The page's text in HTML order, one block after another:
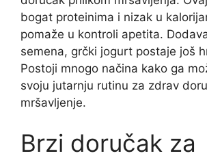
bogat proteinima i nizak u
pomaže u kontroli apetita.
semena, grčki jogurt postaje još
Postoji mnogo načina kako ga
svoju jutarnju rutinu za zdrav
mršavljenje.
Brzi doručak za